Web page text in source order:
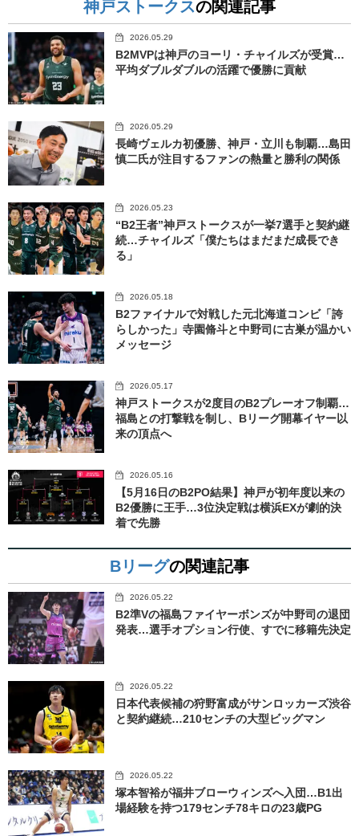
神戸ストークスの関連記事
2026.05.29
B2MVPは神戸のヨーリ・チャイルズが受賞…
平均ダブルダブルの活躍で優勝に貢献
2026.05.29
長崎ヴェルカ初優勝、神戸・立川も制覇…島田
慎二氏が注目するファンの熱量と勝利の関係
2026.05.23
“B2王者”神戸ストークスが一挙7選手と契約継
続…チャイルズ「僕たちはまだまだ成長でき
る」
2026.05.18
B2ファイナルで対戦した元北海道コンビ「誇
らしかった」寺園脩斗と中野司に古巣が温かい
メッセージ
2026.05.17
神戸ストークスが2度目のB2プレーオフ制覇…
福島との打撃戦を制し、Bリーグ開幕イヤー以
来の頂点へ
2026.05.16
【5月16日のB2PO結果】神戸が初年度以来の
B2優勝に王手…3位決定戦は横浜EXが劇的決
着で先勝
Bリーグの関連記事
2026.05.22
B2準Vの福島ファイヤーボンズが中野司の退団
発表…選手オプション行使、すでに移籍先決定
2026.05.22
日本代表候補の狩野富成がサンロッカーズ渋谷
と契約継続…210センチの大型ビッグマン
2026.05.22
塚本智裕が福井ブローウィンズへ入団…B1出
場経験を持つ179センチ78キロの23歳PG